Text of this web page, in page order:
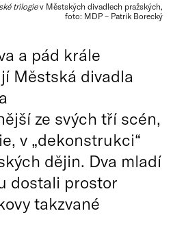
trilogiev Městských divadlech pražských,
foto: MDP – Patrik Borecký
a pád krále
Městská divadla
ze svých tří scén,
v „dekonstrukci“
dějin. Dva mladí
dostali prostor
takzvané